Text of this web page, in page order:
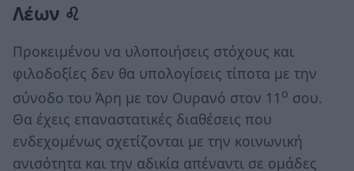
Λέων ♌
Προκειμένου να υλοποιήσεις στόχους και
φιλοδοξίες δεν θα υπολογίσεις τίποτα με την
σύνοδο του Άρη με τον Ουρανό στον 11 ο σου.
Θα έχεις επαναστατικές διαθέσεις που
ενδεχομένως σχετίζονται με την κοινωνική
ανισότητα και την αδικία απέναντι σε ομάδες